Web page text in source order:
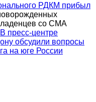
РДКМ прибыл
со СМА
В пресс-центре
обсудили вопросы
на юге России